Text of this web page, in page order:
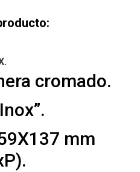
cromado.
mm